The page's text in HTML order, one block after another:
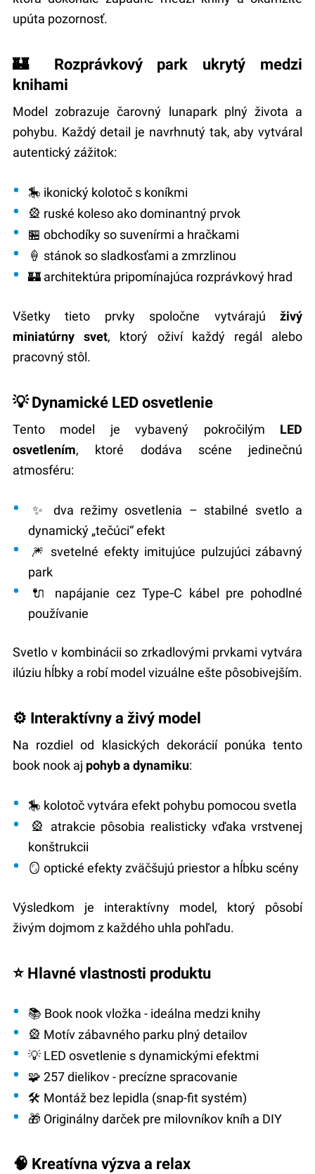
upúta pozornosť.
🏰 Rozprávkový park ukrytý medzi
knihami
Model zobrazuje čarovný lunapark plný života a
pohybu. Každý detail je navrhnutý tak, aby vytváral
autentický zážitok:
🎠 ikonický kolotoč s koníkmi
🎡 ruské koleso ako dominantný prvok
🏪 obchodíky so suvenírmi a hračkami
🍦 stánok so sladkosťami a zmrzlinou
🏰 architektúra pripomínajúca rozprávkový hrad
Všetky tieto prvky spoločne vytvárajúživý
miniatúrny svet, ktorý oživí každý regál alebo
pracovný stôl.
💡 Dynamické LED osvetlenie
Tento model je vybavený pokročilým LED
osvetlením, ktoré dodáva scéne jedinečnú
atmosféru:
✨ dva režimy osvetlenia – stabilné svetlo a
dynamický „tečúci“ efekt
🎆 svetelné efekty imitujúce pulzujúci zábavný
park
🔌 napájanie cezType‑C kábel pre pohodlné
používanie
Svetlo v kombinácii so zrkadlovými prvkami vytvára
ilúziu hĺbky a robí model vizuálne ešte pôsobivejším.
⚙️ Interaktívny a živý model
Na rozdiel od klasických dekorácií ponúka tento
book nook aj pohyb a dynamiku:
🎠 kolotoč vytvára efekt pohybu pomocou svetla
🎡 atrakcie pôsobia realisticky vďaka vrstvenej
konštrukcii
🪞 optické efekty zväčšujú priestor a hĺbku scény
Výsledkom je interaktívny model, ktorý pôsobí
živým dojmom z každého uhla pohľadu.
⭐ Hlavné vlastnosti produktu
📚 Book nook vložka - ideálna medzi knihy
🎡 Motív zábavného parku plný detailov
💡 LED osvetlenie s dynamickými efektmi
🧩257 dielikov- precízne spracovanie
🛠️ Montáž bez lepidla (snap-fit systém)
🎁 Originálny darček pre milovníkov kníh a DIY
🧠 Kreatívna výzva a relax